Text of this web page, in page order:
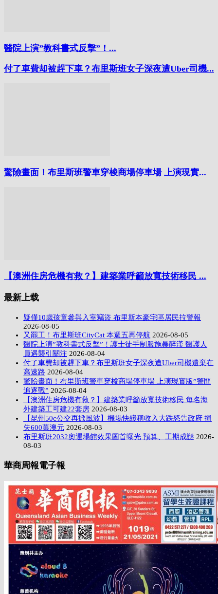
醫院上演”教科書式反擊”！...
付了車費却被趕下車？布里斯班女子深夜遭Uber司機...
驚險畫面！布里斯班警車穿梭商場停車場 上演現實...
【澳洲住房危機有救？】建築業呼籲放寬技術移民 ...
最新上载
疑僅10歲孩童參與入室竊盜 布里斯本豪宅區居民拉警報
2026-08-05
又罷工！布里斯班CityCat 本週五再停航 2026-08-05
醫院上演”教科書式反擊”！護士徒手制服施暴醉漢 醫護人
員遇襲引關注 2026-08-04
付了車費却被趕下車？布里斯班女子深夜遭Uber司機遺棄在
高速路 2026-08-04
驚險畫面！布里斯班警車穿梭商場停車場 上演現實版”警匪
追逐戰” 2026-08-04
【澳洲住房危機有救？】建築業呼籲放寬技術移民 每名海
外建築工可建22套房 2026-08-03
【昆州50c公交再掀風波】機場快綫稱收入大跌怒告政府 損
失600萬澳元 2026-08-03
布里斯班2032奧運場館效果圖首曝光 預算、工期成謎 2026-
08-03
華商周報電子報